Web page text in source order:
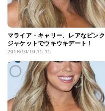
マライア・キャリー、レアなピンク
ジャケットでウキウキデート！
2018/10/10 15:15